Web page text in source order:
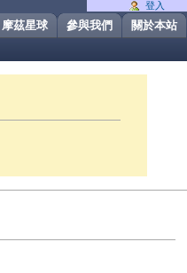
關於本站
參與我們
摩茲星球
登入